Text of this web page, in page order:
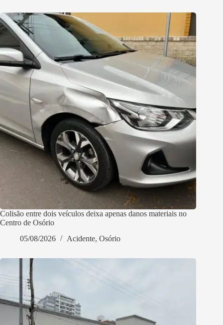
Colisão entre dois veículos deixa apenas danos materiais no
Centro de Osório
05/08/2026
Acidente, Osório